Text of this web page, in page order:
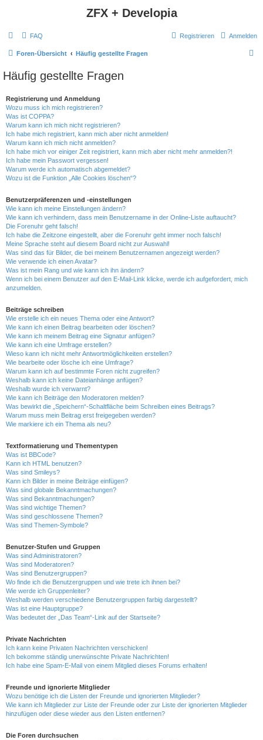
ZFX + Developia
FAQ Anmelden
Registrieren
Foren-Übersicht Häufig gestellte Fragen
Häufig gestellte Fragen
Registrierung und Anmeldung
Wozu muss ich mich registrieren?
Was ist COPPA?
Warum kann ich mich nicht registrieren?
Ich habe mich registriert, kann mich aber nicht anmelden!
Warum kann ich mich nicht anmelden?
Ich habe mich vor einiger Zeit registriert, kann mich aber nicht mehr anmelden?!
Ich habe mein Passwort vergessen!
Warum werde ich automatisch abgemeldet?
Wozu ist die Funktion „Alle Cookies löschen“?
Benutzerpräferenzen und -einstellungen
Wie kann ich meine Einstellungen ändern?
Wie kann ich verhindern, dass mein Benutzername in der Online-Liste auftaucht?
Die Forenuhr geht falsch!
Ich habe die Zeitzone eingestellt, aber die Forenuhr geht immer noch falsch!
Meine Sprache steht auf diesem Board nicht zur Auswahl!
Was sind das für Bilder, die bei meinem Benutzernamen angezeigt werden?
Wie verwende ich einen Avatar?
Was ist mein Rang und wie kann ich ihn ändern?
Wenn ich bei einem Benutzer auf den E-Mail-Link klicke, werde ich aufgefordert, mich
anzumelden.
Beiträge schreiben
Wie erstelle ich ein neues Thema oder eine Antwort?
Wie kann ich einen Beitrag bearbeiten oder löschen?
Wie kann ich meinem Beitrag eine Signatur anfügen?
Wie kann ich eine Umfrage erstellen?
Wieso kann ich nicht mehr Antwortmöglichkeiten erstellen?
Wie bearbeite oder lösche ich eine Umfrage?
Warum kann ich auf bestimmte Foren nicht zugreifen?
Weshalb kann ich keine Dateianhänge anfügen?
Weshalb wurde ich verwarnt?
Wie kann ich Beiträge den Moderatoren melden?
Was bewirkt die „Speichern“-Schaltfläche beim Schreiben eines Beitrags?
Warum muss mein Beitrag erst freigegeben werden?
Wie markiere ich ein Thema als neu?
Textformatierung und Thementypen
Was ist BBCode?
Kann ich HTML benutzen?
Was sind Smileys?
Kann ich Bilder in meine Beiträge einfügen?
Was sind globale Bekanntmachungen?
Was sind Bekanntmachungen?
Was sind wichtige Themen?
Was sind geschlossene Themen?
Was sind Themen-Symbole?
Benutzer-Stufen und Gruppen
Was sind Administratoren?
Was sind Moderatoren?
Was sind Benutzergruppen?
Wo finde ich die Benutzergruppen und wie trete ich ihnen bei?
Wie werde ich Gruppenleiter?
Weshalb werden verschiedene Benutzergruppen farbig dargestellt?
Was ist eine Hauptgruppe?
Was bedeutet der „Das Team“-Link auf der Startseite?
Private Nachrichten
Ich kann keine Privaten Nachrichten verschicken!
Ich bekomme ständig unerwünschte Private Nachrichten!
Ich habe eine Spam-E-Mail von einem Mitglied dieses Forums erhalten!
Freunde und ignorierte Mitglieder
Wozu benötige ich die Listen der Freunde und ignorierten Mitglieder?
Wie kann ich Mitglieder zur Liste der Freunde oder zur Liste der ignorierten Mitglieder
hinzufügen oder diese wieder aus den Listen entfernen?
Die Foren durchsuchen